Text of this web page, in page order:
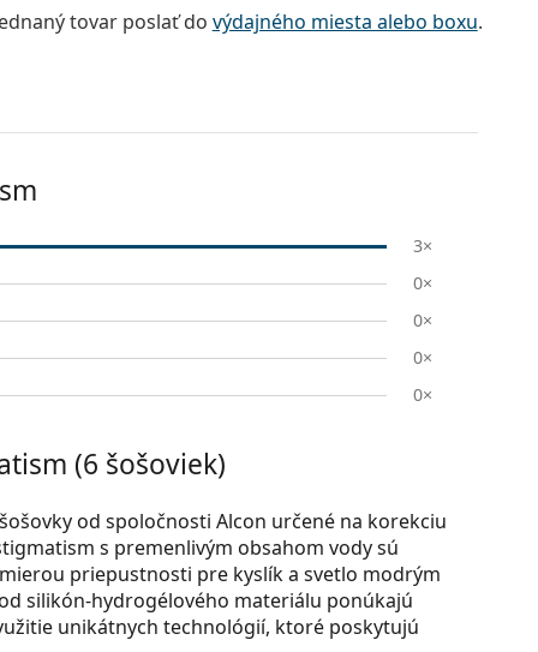
tovar poslať do výdajného miesta alebo boxu.
3×
0×
0×
0×
0×
(6 šošoviek)
od spoločnosti Alcon určené na korekciu
s premenlivým obsahom vody sú
priepustnosti pre kyslík a svetlo modrým
silikón-hydrogélového materiálu ponúkajú
unikátnych technológií, ktoré poskytujú